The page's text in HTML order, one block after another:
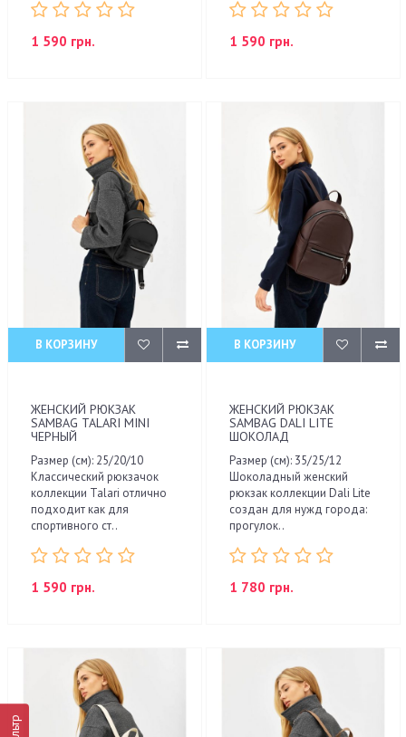
1 590 грн. 1 590 грн.
В КОРЗИНУ
ЖЕНСКИЙ РЮКЗАК
SAMBAG TALARI MINI
ЧЕРНЫЙ
Размер (см): 25/20/10
Классический рюкзачок
коллекции Talari отлично
подходит как для
спортивного ст..
1 590 грн.
В КОРЗИНУ
ЖЕНСКИЙ РЮКЗАК
SAMBAG DALI LITE
ШОКОЛАД
Размер (см): 35/25/12
Шоколадный женский
рюкзак коллекции Dali Lite
создан для нужд города:
прогулок..
1 780 грн.